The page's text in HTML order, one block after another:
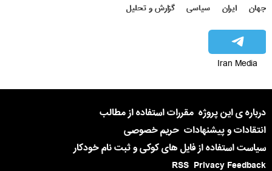
جهان ایران سیاسی گزارش و تحلیل
Iran Media
درباره ی این پروژه مقررات استفاده از مطالب
انتقادات و پیشنهادات حریم خصوصی
سیاست استفاده از فایل های کوکی و ثبت نام خودکار
Privacy Feedback
RSS